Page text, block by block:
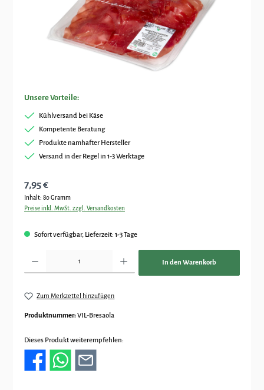
Unsere Vorteile:
Kühlversand bei Käse
Kompetente Beratung
Produkte namhafter Hersteller
Versand in der Regel in 1-3 Werktage
Regulärer Preis:
7,95 €
Inhalt: 80 Gramm
Preise inkl. MwSt. zzgl. Versandkosten
Sofort verfügbar, Lieferzeit: 1-3 Tage
In den Warenkorb
Zum Merkzettel hinzufügen
Produktnummer:VIL-Bresaola
Dieses Produkt weiterempfehlen: